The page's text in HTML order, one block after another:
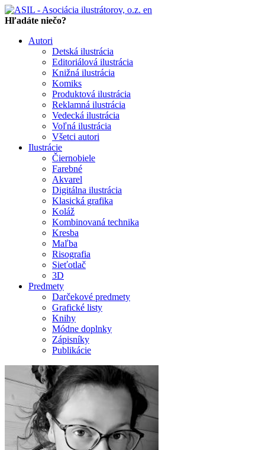
en
Hľadáte niečo?
Autori
Detská ilustrácia
Editoriálová ilustrácia
Knižná ilustrácia
Komiks
Produktová ilustrácia
Reklamná ilustrácia
Vedecká ilustrácia
Voľná ilustrácia
Všetci autori
Ilustrácie
Čiernobiele
Farebné
Akvarel
Digitálna ilustrácia
Klasická grafika
Koláž
Kombinovaná technika
Kresba
Maľba
Risografia
Sieťotlač
3D
Predmety
Darčekové predmety
Grafické listy
Knihy
Módne doplnky
Zápisníky
Publikácie